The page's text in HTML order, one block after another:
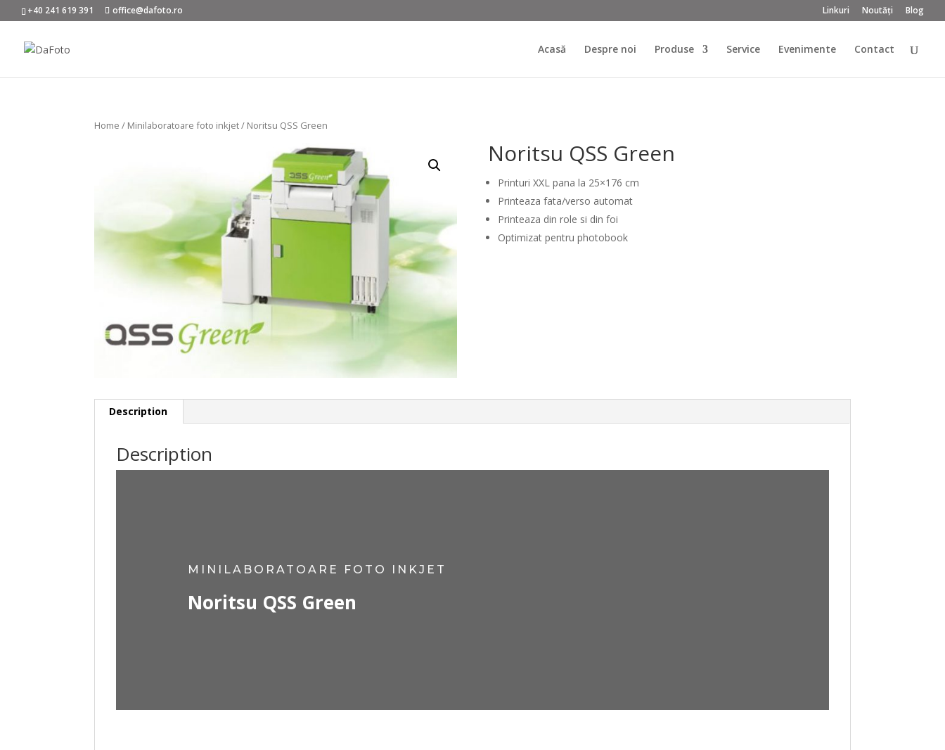
+40 241 619 391 office@dafoto.ro Linkuri Noutăți Blog
Acasă Despre noi Produse Service Evenimente Contact
Home / Minilaboratoare foto inkjet/ Noritsu QSS Green
Noritsu QSS Green
Printuri XXL pana la 25×176 cm
Printeaza fata/verso automat
Printeaza din role si din foi
Optimizat pentru photobook
Description
Description
MINILABORATOARE FOTO INKJET
Noritsu QSS Green